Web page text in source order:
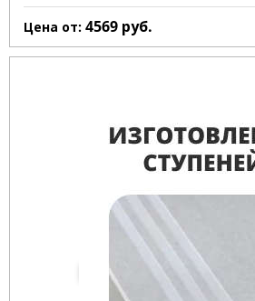
Цена от: 4569 руб.